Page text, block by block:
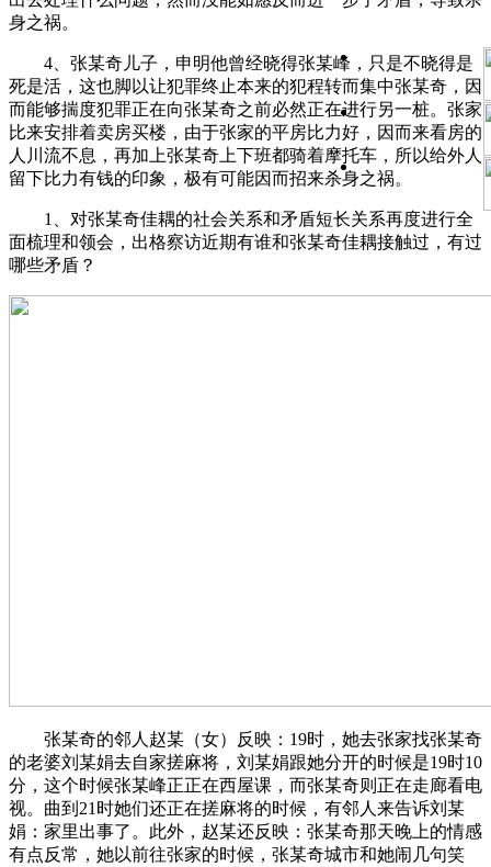
身之祸。
4、张某奇儿子，申明他曾经晓得张某峰，只是不晓得是
死是活，这也脚以让犯罪终止本来的犯程转而集中张某奇，因
而能够揣度犯罪正在向张某奇之前必然正在进行另一桩。张家
比来安排着卖房买楼，由于张家的平房比力好，因而来看房的
人川流不息，再加上张某奇上下班都骑着摩托车，所以给外人
留下比力有钱的印象，极有可能因而招来杀身之祸。
1、对张某奇佳耦的社会关系和矛盾短长关系再度进行全
面梳理和领会，出格察访近期有谁和张某奇佳耦接触过，有过
哪些矛盾？
张某奇的邻人赵某（女）反映：19时，她去张家找张某奇
的老婆刘某娟去自家搓麻将，刘某娟跟她分开的时候是19时10
分，这个时候张某峰正正在西屋课，而张某奇则正在走廊看电
视。曲到21时她们还正在搓麻将的时候，有邻人来告诉刘某
娟：家里出事了。此外，赵某还反映：张某奇那天晚上的情感
有点反常，她以前往张家的时候，张某奇城市和她闹几句笑